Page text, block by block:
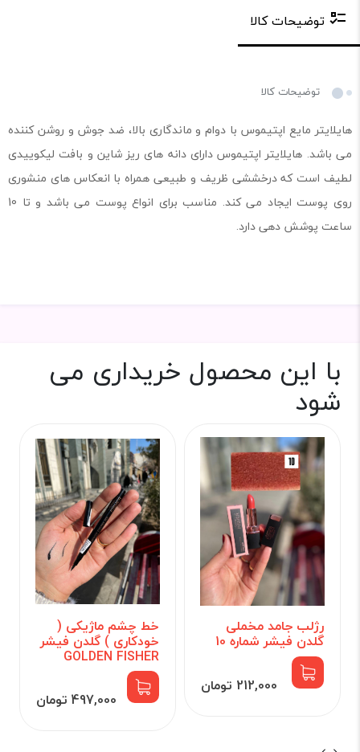
توضیحات کالا
توضیحات کالا
هایلایتر مایع اپتیموس با دوام و ماندگاری بالا، ضد جوش و روشن کننده
می باشد. هایلایتر اپتیموس دارای دانه های ریز شاین و بافت لیکوییدی
لطیف است که درخششی ظریف و طبیعی همراه با انعکاس های منشوری
روی پوست ایجاد می کند. مناسب برای انواع پوست می باشد و تا 10
ساعت پوشش دهی دارد.
با این محصول خریداری می
شود
رژلب جامد مخملی
گلدن فیشر شماره 10
212,000 تومان
خط چشم ماژیکی (
خودکاری ) گلدن فیشر
GOLDEN FISHER
497,000 تومان